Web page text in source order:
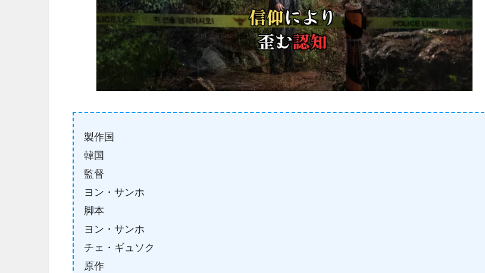
製作国
韓国
監督
ヨン・サンホ
脚本
ヨン・サンホ
チェ・ギュソク
原作